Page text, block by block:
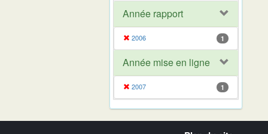
Année rapport
2006 1
Année mise en ligne
2007 1